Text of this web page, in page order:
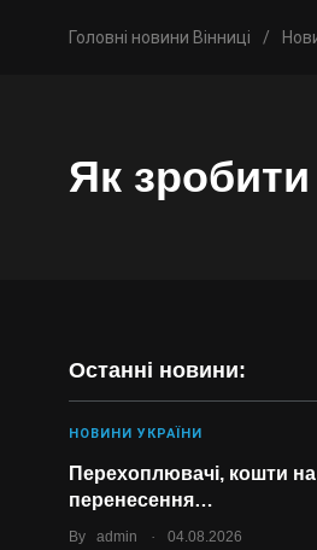
Головні новини Вінниці /
Як зробити
Останні новини:
НОВИНИ УКРАЇНИ
Перехоплювачі, кошти на
перенесення…
By admin . 04.08.2026